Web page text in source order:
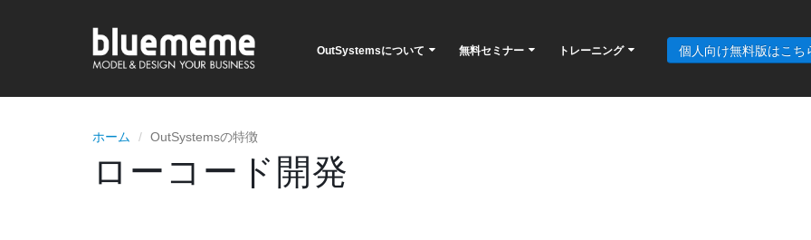
個人向け無料版はこち
OutSystemsについて 無料セミナー トレーニング
ホーム OutSystemsの特徴
ローコード開発